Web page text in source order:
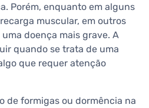
Porém, enquanto em alguns
muscular, em outros
doença mais grave. A
quando se trata de uma
que requer atenção
de formigas ou dormência na